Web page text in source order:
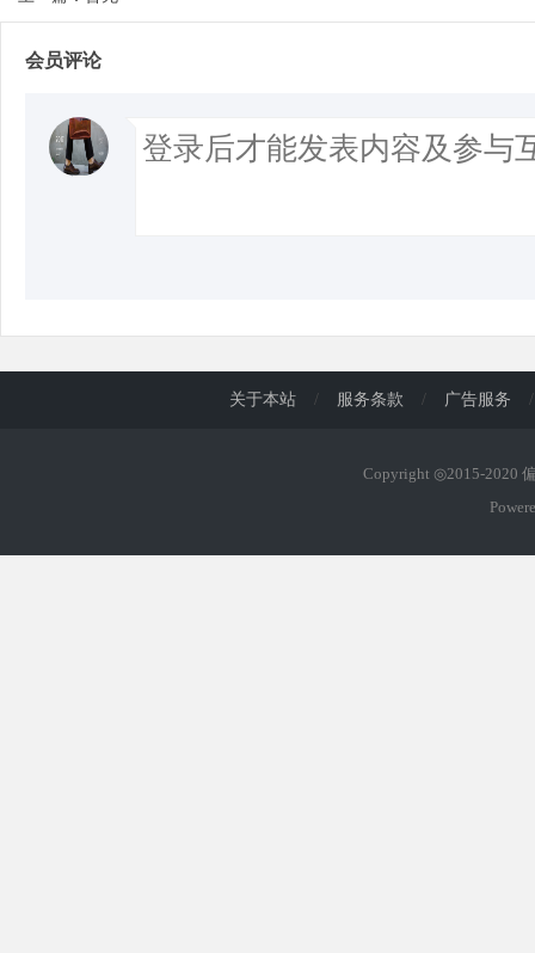
会员评论
关于本站 / 服务条款 / 广告服务 /
Copyright ◎2015-2020